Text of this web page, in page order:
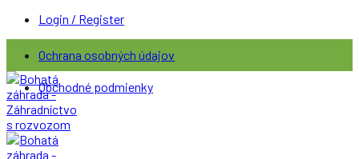
Login / Register
Ochrana osobných údajov
Obchodné podmienky